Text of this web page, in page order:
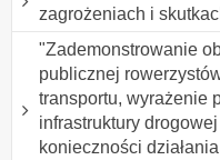
zagrożeniach i
"Zademonstrowanie
publicznej
transportu, wyrażenie
infrastruktury
konieczności